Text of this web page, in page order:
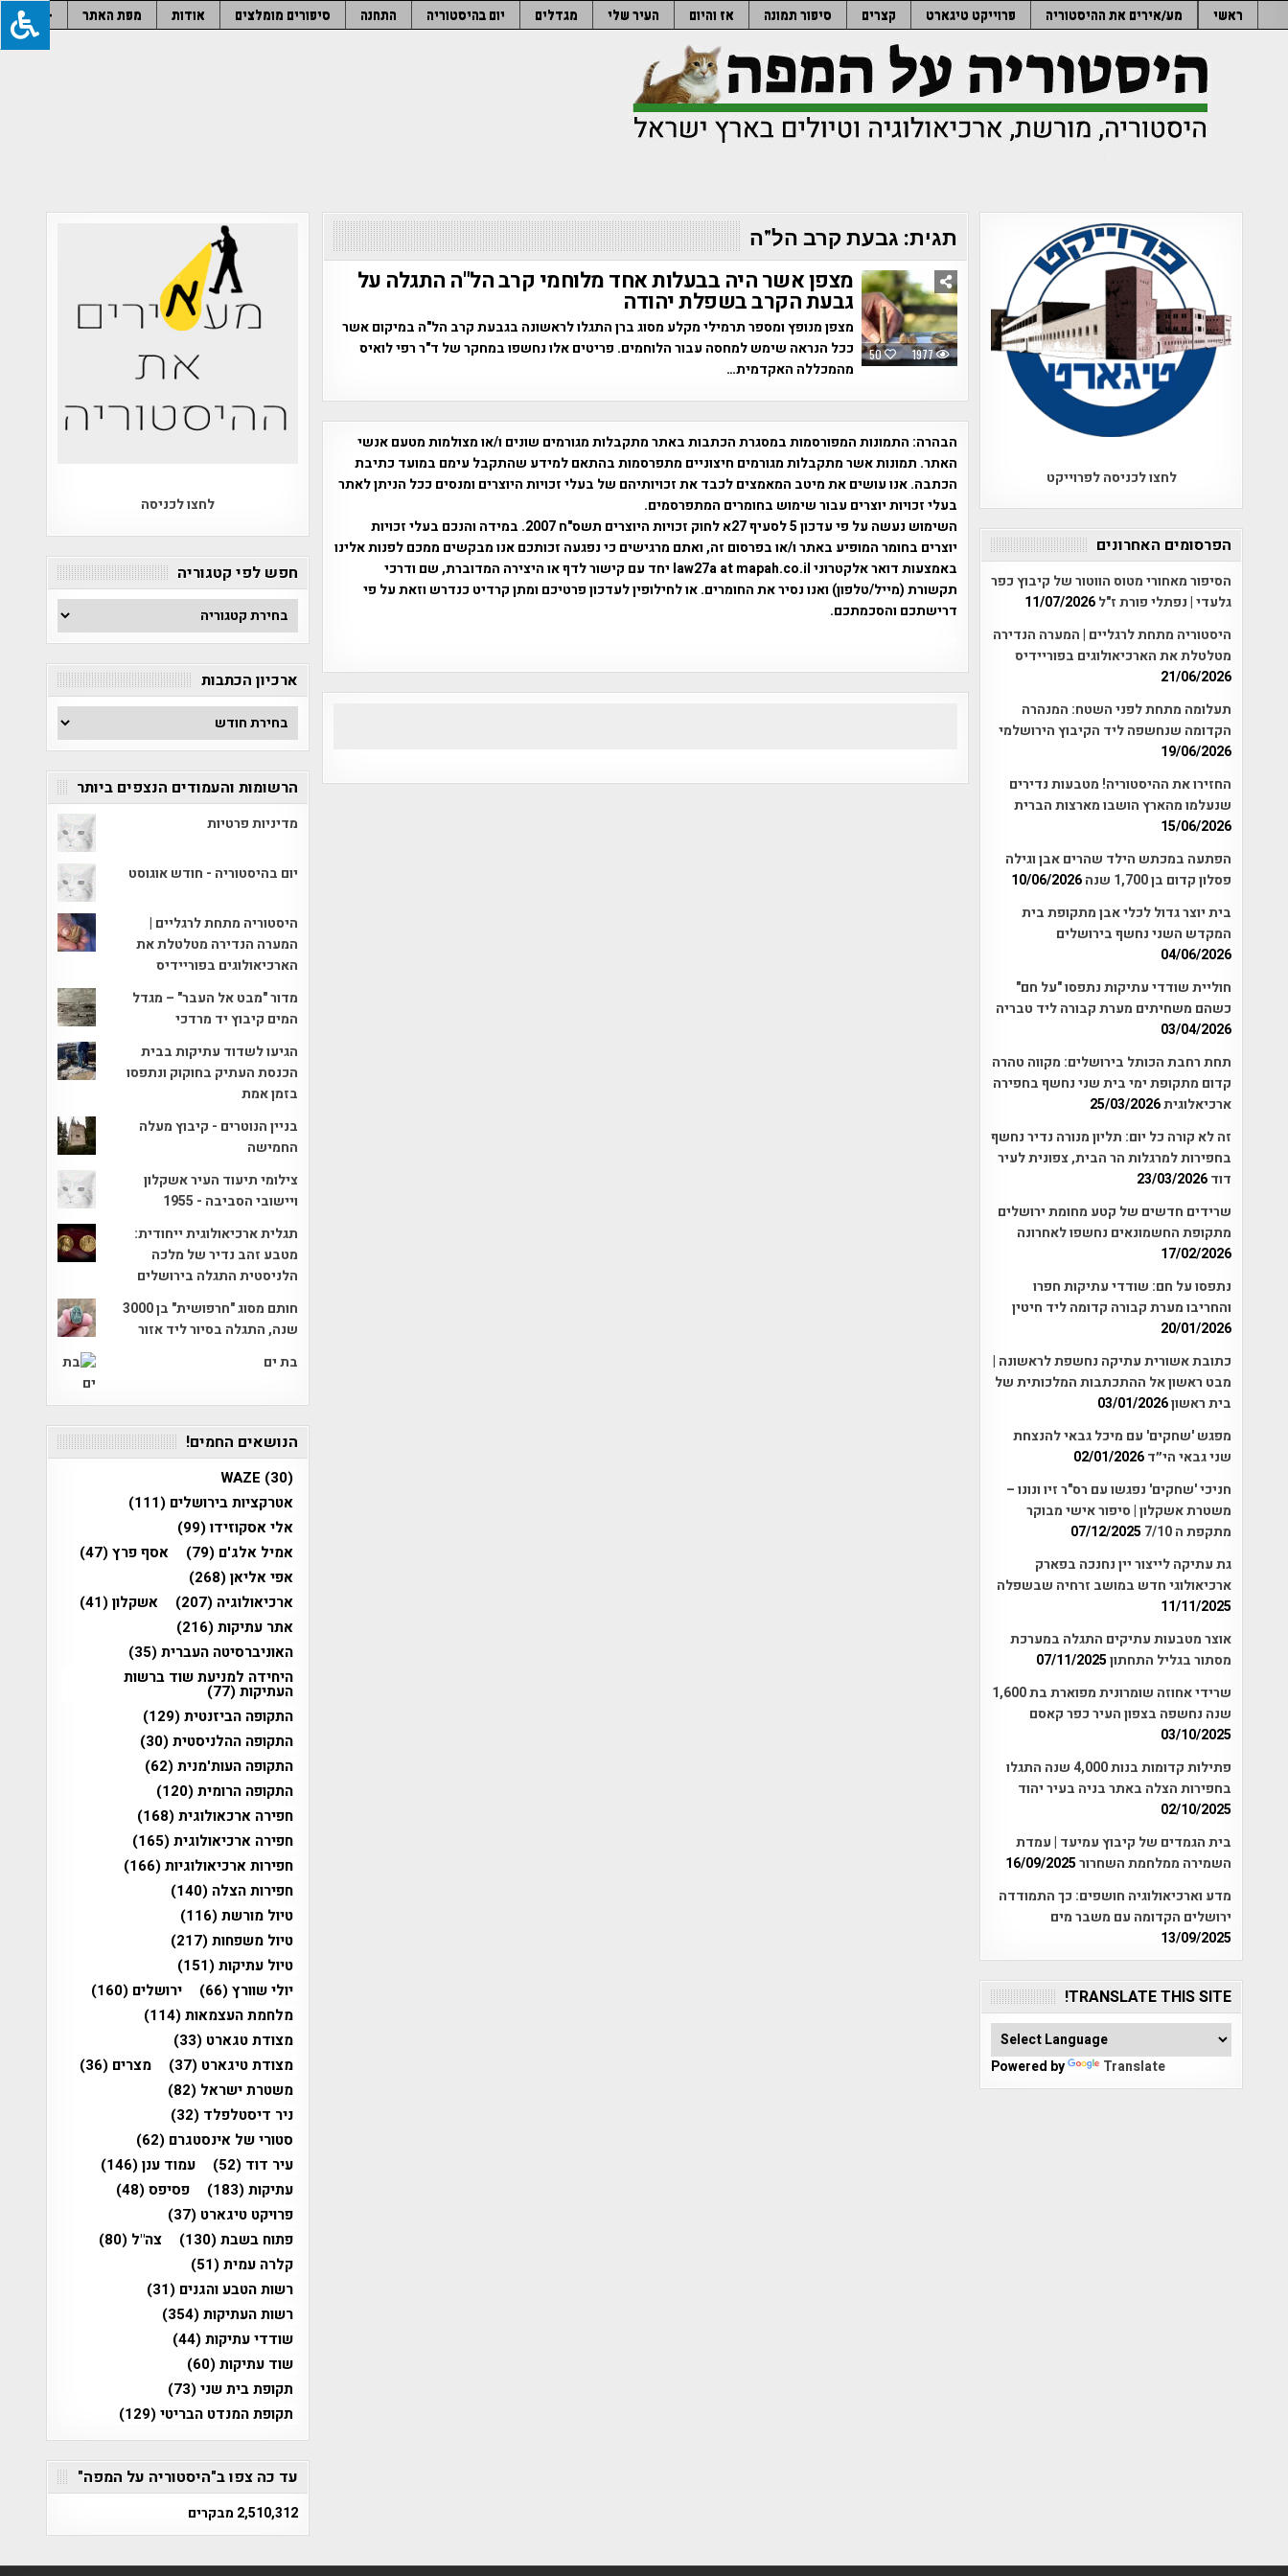
to
ראשי מע/אירים את ההיסטוריה פרוייקט טיגארט קצרים סיפור תמונה אז והיום העיר שלי מגדלים יום בהיסטוריה התחנה סיפורים מומלצים אודות מפת האתר –
תגית: גבעת קרב הל"ה
50 1977
מצפן אשר היה בבעלות אחד מלוחמי קרב הל"ה התגלה על
גבעת הקרב בשפלת יהודה
מצפן מנופץ ומספר תרמילי מקלע מסוג ברן התגלו לראשונה בגבעת קרב הל"ה במיקום אשר
ככל הנראה שימש למחסה עבור הלוחמים. פריטים אלו נחשפו במחקר של ד"ר רפי לואיס
מהמכללה האקדמית…
הבהרה: התמונות המפורסמות במסגרת הכתבות באתר מתקבלות מגורמים שונים ו/או מצולמות מטעם אנשי
האתר. תמונות אשר מתקבלות מגורמים חיצוניים מתפרסמות בהתאם למידע שהתקבל עימם במועד כתיבת
הכתבה. אנו עושים את מיטב המאמצים לכבד את זכויותיהם של בעלי זכויות היוצרים ומנסים ככל הניתן לאתר
בעלי זכויות יוצרים עבור שימוש בחומרים המתפרסמים.
השימוש נעשה על פי עדכון 5 לסעיף 27א לחוק זכויות היוצרים תשס"ח 2007. במידה והנכם בעלי זכויות
יוצרים בחומר המופיע באתר ו/או בפרסום זה, ואתם מרגישים כי נפגעה זכותכם אנו מבקשים ממכם לפנות אלינו
באמצעות דואר אלקטרוני law27a at mapah.co.il יחד עם קישור לדף או היצירה המדוברת, שם ודרכי
תקשורת (מייל/טלפון) ואנו נסיר את החומרים. או לחילופין לעדכון פרטיכם ומתן קרדיט כנדרש וזאת על פי
דרישתכם והסכמתכם.
לחצו לכניסה לפרוייקט
הפרסומים האחרונים
הסיפור מאחורי מטוס הווטור של קיבוץ כפר
גלעדי | נפתלי פורת ז"ל11/07/2026
היסטוריה מתחת לרגליים | המערה הנדירה
מטלטלת את הארכיאולוגים בפוריידיס
21/06/2026
תעלומה מתחת לפני השטח: המנהרה
הקדומה שנחשפה ליד הקיבוץ הירושלמי
19/06/2026
החזירו את ההיסטוריה! מטבעות נדירים
שנעלמו מהארץ הושבו מארצות הברית
15/06/2026
הפתעה במכתש הילד שהרים אבן וגילה
פסלון קדום בן 1,700 שנה
10/06/2026
בית יוצר גדול לכלי אבן מתקופת בית
המקדש השני נחשף בירושלים
04/06/2026
חוליית שודדי עתיקות נתפסו "על חם"
כשהם משחיתים מערת קבורה ליד טבריה
03/04/2026
תחת רחבת הכותל בירושלים: מקווה טהרה
קדום מתקופת ימי בית שני נחשף בחפירה
ארכיאלוגית25/03/2026
זה לא קורה כל יום: תליון מנורה נדיר נחשף
בחפירות למרגלות הר הבית, צפונית לעיר
דוד23/03/2026
שרידים חדשים של קטע מחומת ירושלים
מתקופת החשמונאים נחשפו לאחרונה
17/02/2026
נתפסו על חם: שודדי עתיקות חפרו
והחריבו מערת קבורה קדומה ליד חיטין
20/01/2026
כתובת אשורית עתיקה נחשפת לראשונה |
מבט ראשון אל ההתכתבות המלכותית של
בית ראשון03/01/2026
מפגש 'שחקים' עם מיכל גבאי להנצחת
שני גבאי הי״ד02/01/2026
חניכי 'שחקים' נפגשו עם רס"ר זיו ונונו –
משטרת אשקלון | סיפור אישי מבוקר
מתקפת ה 7/10
07/12/2025
גת עתיקה לייצור יין נחנכה בפארק
ארכיאולוגי חדש במושב זרחיה שבשפלה
11/11/2025
אוצר מטבעות עתיקים התגלה במערכת
מסתור בגליל התחתון07/11/2025
שרידי אחוזה שומרונית מפוארת בת 1,600
שנה נחשפה בצפון העיר כפר קאסם
03/10/2025
פתילות קדומות בנות 4,000 שנה התגלו
בחפירות הצלה באתר בניה בעיר יהוד
02/10/2025
בית הגמדים של קיבוץ עמיעד | עמדת
השמירה ממלחמת השחרור16/09/2025
מדע וארכיאולוגיה חושפים: כך התמודדה
ירושלים הקדומה עם משבר מים
13/09/2025
TRANSLATE THIS SITE!
Powered by Translate
לחצו לכניסה
חפש לפי קטגוריה
חפש
לפי
קטגוריה
ארכיון הכתבות
ארכיון
הכתבות
הרשומות והעמודים הנצפים ביותר
מדיניות פרטיות
יום בהיסטוריה - חודש אוגוסט
היסטוריה מתחת לרגליים |
המערה הנדירה מטלטלת את
הארכיאולוגים בפוריידיס
מדור "מבט אל העבר" – מגדל
המים קיבוץ יד מרדכי
הגיעו לשדוד עתיקות בבית
הכנסת העתיק בחוקוק ונתפסו
בזמן אמת
בניין הנוטרים - קיבוץ מעלה
החמישה
צילומי תיעוד העיר אשקלון
ויישובי הסביבה - 1955
תגלית ארכיאולוגית ייחודית:
מטבע זהב נדיר של מלכה
הלניסטית התגלה בירושלים
חותם מסוג "חרפושית" בן 3000
שנה, התגלה בסיור ליד אזור
בת ים
הנושאים החמים!
WAZE (30)
אטרקציות בירושלים (111)
אלי אסקוזידו(99)
אמיל אלג'ם (79) אסף פרץ(47)
אפי אליאן(268)
ארכיאולוגיה (207) אשקלון(41)
אתר עתיקות(216)
האוניברסיטה העברית(35)
היחידה למניעת שוד ברשות
העתיקות(77)
התקופה הביזנטית(129)
התקופה ההלניסטית(30)
התקופה העות'מנית(62)
התקופה הרומית(120)
חפירה ארכאולוגית(168)
חפירה ארכיאולוגית(165)
חפירות ארכיאולוגיות(166)
חפירות הצלה (140)
טיול מורשת(116)
טיול משפחות(217)
טיול עתיקות(151)
יולי שוורץ(66) ירושלים (160)
מלחמת העצמאות(114)
מצודת טגארט (33)
מצודת טיגארט (37) מצרים (36)
משטרת ישראל (82)
ניר דיסטלפלד (32)
סטורי של אינסטגרם (62)
עיר דוד (52) עמוד ענן(146)
עתיקות(183) פסיפס(48)
פרויקט טיגארט (37)
פתוח בשבת(130) צה"ל (80)
קלרה עמית(51)
רשות הטבע והגנים (31)
רשות העתיקות(354)
שודדי עתיקות(44)
שוד עתיקות(60)
תקופת בית שני(73)
תקופת המנדט הבריטי(129)
עד כה צפו ב"היסטוריה על המפה"
2,510,312 מבקרים